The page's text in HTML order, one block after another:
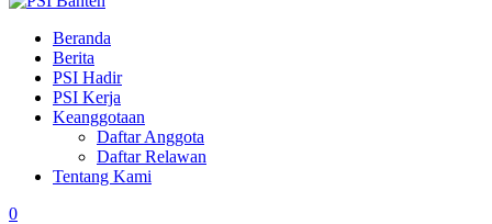
Beranda
Berita
PSI Hadir
PSI Kerja
Keanggotaan
Daftar Anggota
Daftar Relawan
Tentang Kami
0